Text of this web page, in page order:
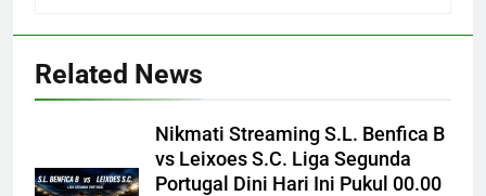
Related News
Nikmati Streaming S.L. Benfica B
vs Leixoes S.C. Liga Segunda
Portugal Dini Hari Ini Pukul 00.00